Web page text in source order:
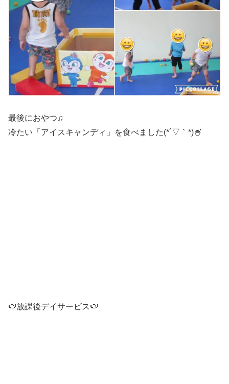
最後におやつ♫
冷たい「アイスキャンディ」を食べました(*´▽｀*)🍧
🍉放課後デイサービス🍉